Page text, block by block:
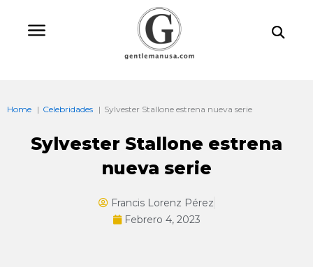
Home Celebridades Sylvester Stallone estrena nueva serie
Sylvester Stallone estrena
nueva serie
Francis Lorenz Pérez
Febrero 4, 2023